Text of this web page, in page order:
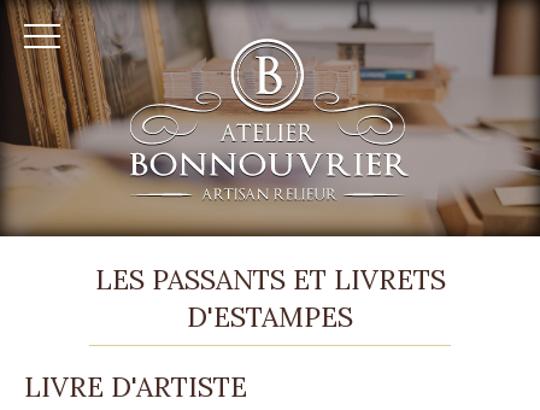
RELIURE
ARTISANALE
À
AUFFARGIS
LES PASSANTS ET LIVRETS
D'ESTAMPES
LIVRE D'ARTISTE